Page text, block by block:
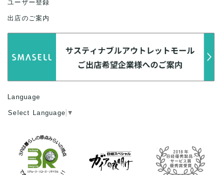
ユーザー登録
出店のご案内
Language
Select Language ▼